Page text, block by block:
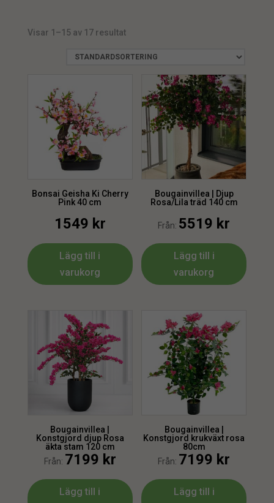
Magnolia
Rhododendron 1
Visar 1–15 av 17 resultat
Bonsai Geisha Ki Cherry
Pink 40 cm
1549 kr
Lägg till i
varukorg
Bougainvillea | Djup
Rosa/Lila träd 140 cm
Från: 5519 kr
Lägg till i
varukorg
Bougainvillea |
Konstgjord djup Rosa
äkta stam 120 cm
Från: 7199 kr
Lägg till i
Bougainvillea |
Konstgjord krukväxt rosa
80cm
Från: 7199 kr
Lägg till i